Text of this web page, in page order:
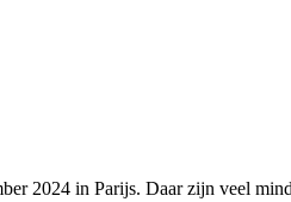
2024 in Parijs. Daar zijn veel